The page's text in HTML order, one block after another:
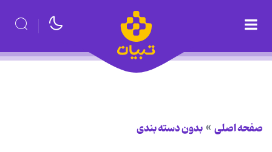
صفحه اصلی بدون دسته بندی